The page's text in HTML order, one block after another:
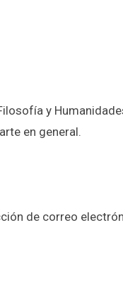
y
en general.
de correo